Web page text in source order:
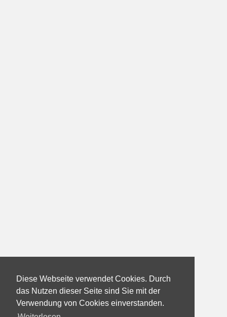
Diese Webseite verwendet Cookies. Durch
das Nutzen dieser Seite sind Sie mit der
Verwendung von Cookies einverstanden.